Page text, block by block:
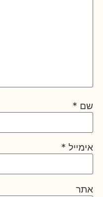
שם *
אימייל *
אתר